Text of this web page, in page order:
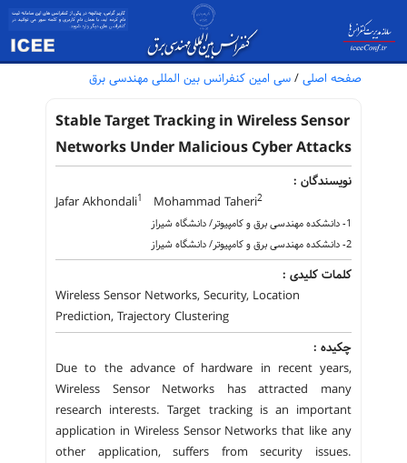
صفحه اصلی / سی امین کنفرانس بین المللی مهندسی برق
Stable Target Tracking in Wireless Sensor
Networks Under Malicious Cyber Attacks
نویسندگان :
Jafar Akhondali1 Mohammad Taheri2
1- دانشکده مهندسی برق و کامپیوتر/ دانشگاه شیراز
2- دانشکده مهندسی برق و کامپیوتر/ دانشگاه شیراز
کلمات کلیدی :
Wireless Sensor Networks, Security, Location
Prediction, Trajectory Clustering
چکیده :
Due to the advance of hardware in recent years,
Wireless Sensor Networks has attracted many
research interests. Target tracking is an important
application in Wireless Sensor Networks that like any
other application, suffers from security issues.